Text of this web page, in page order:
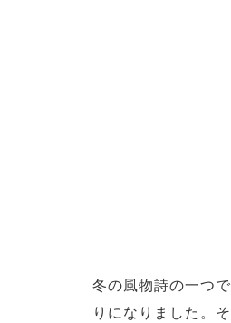
冬の風物詩の一つ
りになりました。